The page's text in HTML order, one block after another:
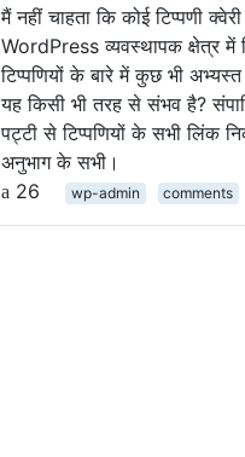
मैं नहीं चाहता कि कोई टिप्पणी
WordPress व्यवस्थापक क्षेत्र में
टिप्पणियों के बारे में कुछ भी
यह किसी भी तरह से संभव है?
पट्टी से टिप्पणियों के सभी लिंक
अनुभाग के सभी।
26
wp-admin comments